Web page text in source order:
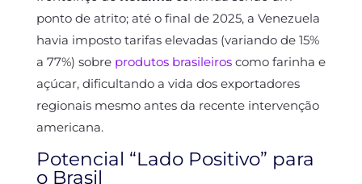
ponto de atrito; até o final de 2025, a Venezuela
havia imposto tarifas elevadas (variando de 15%
a 77%) sobre produtos brasileiroscomo farinha e
açúcar, dificultando a vida dos exportadores
regionais mesmo antes da recente intervenção
americana.
Potencial “Lado Positivo” para
o Brasil